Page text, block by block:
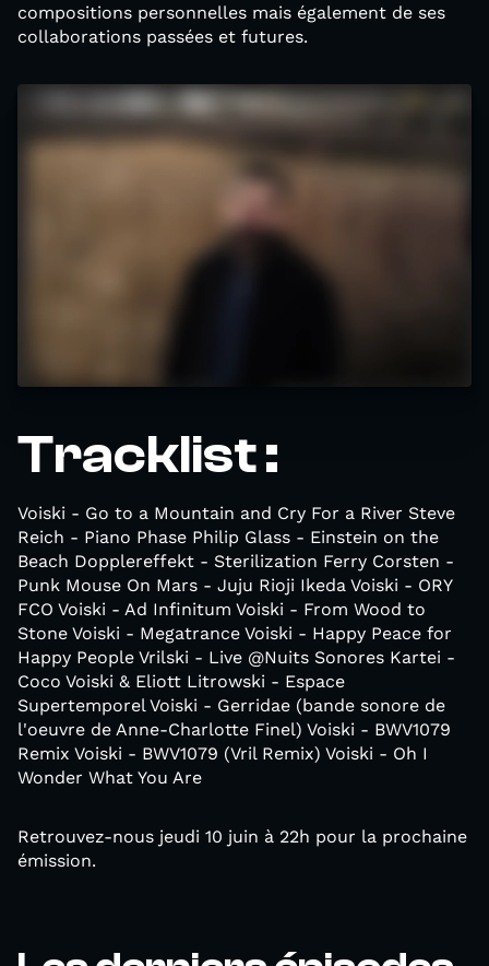
compositions personnelles mais également de ses
collaborations passées et futures.
Tracklist :
Voiski - Go to a Mountain and Cry For a River Steve
Reich - Piano Phase Philip Glass - Einstein on the
Beach Dopplereffekt - Sterilization Ferry Corsten -
Punk Mouse On Mars - Juju Rioji Ikeda Voiski - ORY
FCO Voiski - Ad Infinitum Voiski - From Wood to
Stone Voiski - Megatrance Voiski - Happy Peace for
Happy People Vrilski - Live @Nuits Sonores Kartei -
Coco Voiski & Eliott Litrowski - Espace
Supertemporel Voiski - Gerridae (bande sonore de
l'oeuvre de Anne-Charlotte Finel) Voiski - BWV1079
Remix Voiski - BWV1079 (Vril Remix) Voiski - Oh I
Wonder What You Are
Retrouvez-nous jeudi 10 juin à 22h pour la prochaine
émission.